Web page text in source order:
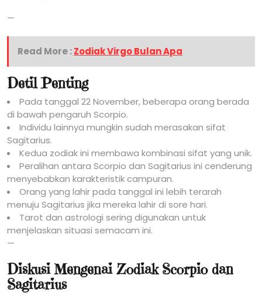
—
Read More :Zodiak Virgo Bulan Apa
Detil Penting
Pada tanggal 22 November, beberapa orang berada
di bawah pengaruh Scorpio.
Individu lainnya mungkin sudah merasakan sifat
Sagitarius.
Kedua zodiak ini membawa kombinasi sifat yang unik.
Peralihan antara Scorpio dan Sagitarius ini cenderung
menyebabkan karakteristik campuran.
Orang yang lahir pada tanggal ini lebih terarah
menuju Sagitarius jika mereka lahir di sore hari.
Tarot dan astrologi sering digunakan untuk
menjelaskan situasi semacam ini.
—
Diskusi Mengenai Zodiak Scorpio dan
Sagitarius